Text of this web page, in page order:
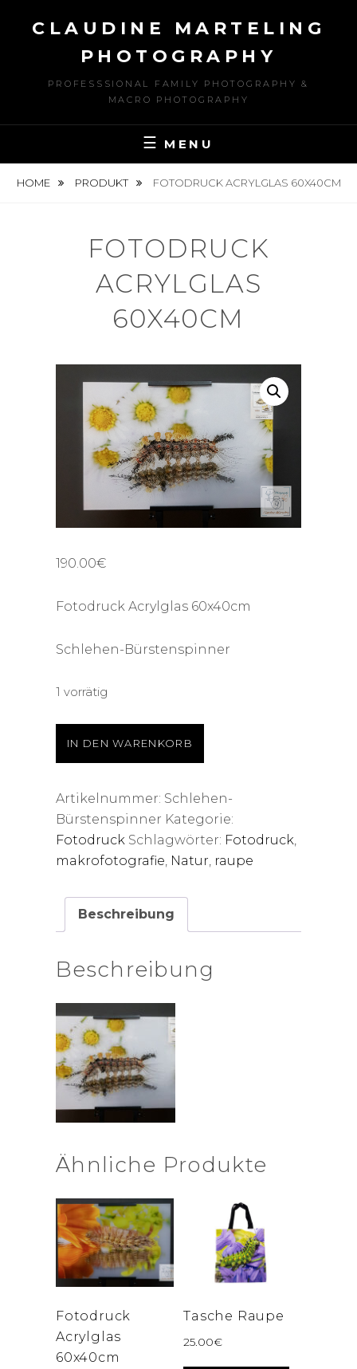
CLAUDINE MARTELING
PHOTOGRAPHY
PROFESSSIONAL FAMILY PHOTOGRAPHY &
MACRO PHOTOGRAPHY
MENU
HOME PRODUKT FOTODRUCK ACRYLGLAS 60X40CM
FOTODRUCK
ACRYLGLAS
60X40CM
190.00€
Fotodruck Acrylglas 60x40cm
Schlehen-Bürstenspinner
1 vorrätig
Menge
IN DEN WARENKORB
Artikelnummer: Schlehen-
Bürstenspinner Kategorie:
Fotodruck Schlagwörter: Fotodruck,
makrofotografie, Natur, raupe
Beschreibung
Beschreibung
Ähnliche Produkte
Fotodruck
Acrylglas
60x40cm
Tasche Raupe
25.00€